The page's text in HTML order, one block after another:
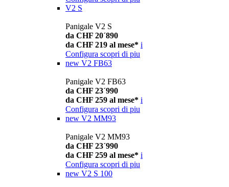
V2 S
Panigale V2 S
da CHF 20´890
da CHF 219 al mese* i
Configura scopri di piu
new V2 FB63
Panigale V2 FB63
da CHF 23´990
da CHF 259 al mese* i
Configura scopri di piu
new V2 MM93
Panigale V2 MM93
da CHF 23´990
da CHF 259 al mese* i
Configura scopri di piu
new V2 S 100